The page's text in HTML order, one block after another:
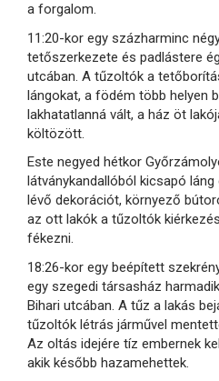
a forgalom.
11:20-kor egy százharminc
tetőszerkezete és padlástere
utcában. A tűzoltók a
lángokat, a födém több helyen
lakhatatlanná vált, a ház öt
költözött.
Este negyed hétkor
látványkandallóból kicsapó
lévő dekorációt, környező
az ott lakók a tűzoltók
fékezni.
18:26-kor egy beépített
egy szegedi társasház
Bihari utcában. A tűz a lakás
tűzoltók létrás járművel
Az oltás idejére tíz embernek
akik később hazamehettek.